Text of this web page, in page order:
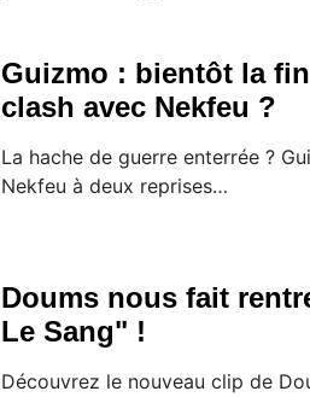
Guizmo : bientôt la
clash avec Nekfeu ?
La hache de guerre enterrée ?
Nekfeu à deux reprises…
Doums nous fait
Le Sang" !
Découvrez le nouveau clip de